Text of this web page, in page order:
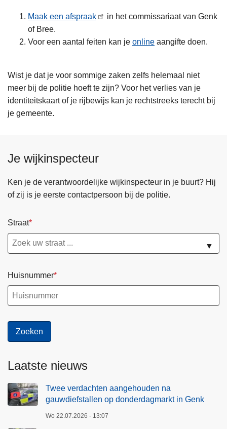
Maak een afspraak
in het commissariaat van Genk
of Bree.
Voor een aantal feiten kan je online aangifte doen.
Wist je dat je voor sommige zaken zelfs helemaal niet
meer bij de politie hoeft te zijn? Voor het verlies van je
identiteitskaart of je rijbewijs kan je rechtstreeks terecht bij
je gemeente.
Je wijkinspecteur
Ken je de verantwoordelijke wijkinspecteur in je buurt? Hij
of zij is je eerste contactpersoon bij de politie.
Straat
▼
Huisnummer
Laatste nieuws
Twee verdachten aangehouden na
gauwdiefstallen op donderdagmarkt in Genk
Wo 22.07.2026 - 13:07